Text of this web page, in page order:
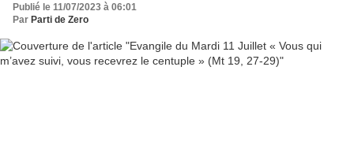
Publié le 11/07/2023 à 06:01
Par Parti de Zero